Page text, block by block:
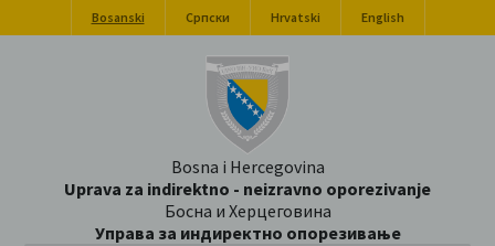
Bosanski Српски Hrvatski English
Bosna i Hercegovina
Uprava za indirektno - neizravno oporezivanje
Босна и Херцеговина
Управа за индиректно опорезивање